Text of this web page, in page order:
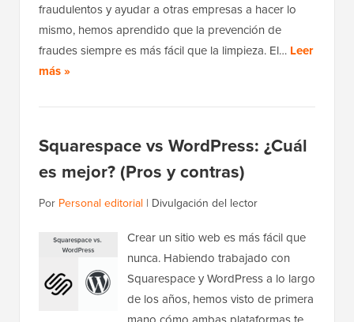
fraudulentos y ayudar a otras empresas a hacer lo
mismo, hemos aprendido que la prevención de
fraudes siempre es más fácil que la limpieza. El… Leer
más »
Squarespace vs WordPress: ¿Cuál
es mejor? (Pros y contras)
Por Personal editorial | Divulgación del lector
Crear un sitio web es más fácil que
nunca. Habiendo trabajado con
Squarespace y WordPress a lo largo
de los años, hemos visto de primera